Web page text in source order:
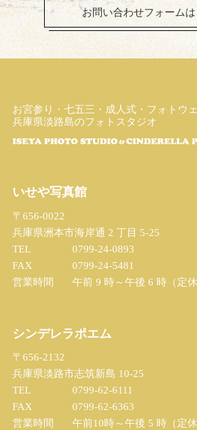
お問い合わせフォームは
お宮参り・七五三・成人式・フォトウ
兵庫県淡路島のフォトスタジオ
いせや写真館
〒656-0022
兵庫県洲本市海岸通 2 丁目 5-25
TEL
0799-24-0893
FAX
0799-24-5481
営業時間
午前 9 時～午後 6 時（定休
シンデレラポエム
〒656-2132
兵庫県淡路市志筑新島 10-25
TEL
0799-62-6111
FAX
0799-62-6363
営業時間
午前10時～午後 5 時（定